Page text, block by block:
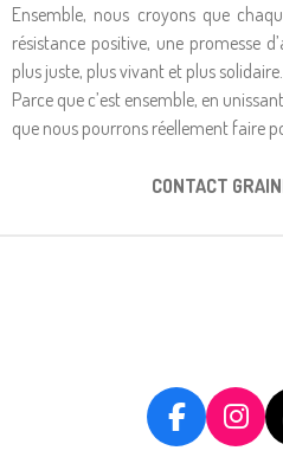
Ensemble, nous croyons que
résistance positive, une promesse
plus juste, plus vivant et plus solidaire.
Parce que c’est ensemble, en
que nous pourrons réellement faire
CONTACT
F
I